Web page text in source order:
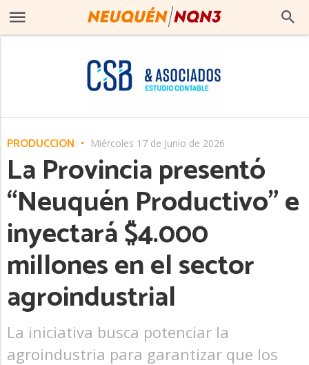
PRODUCCIÓN Miércoles 17 de Junio de 2026
La Provincia presentó
“Neuquén Productivo” e
inyectará $4.000
millones en el sector
agroindustrial
La iniciativa busca potenciar la
agroindustria para garantizar que los